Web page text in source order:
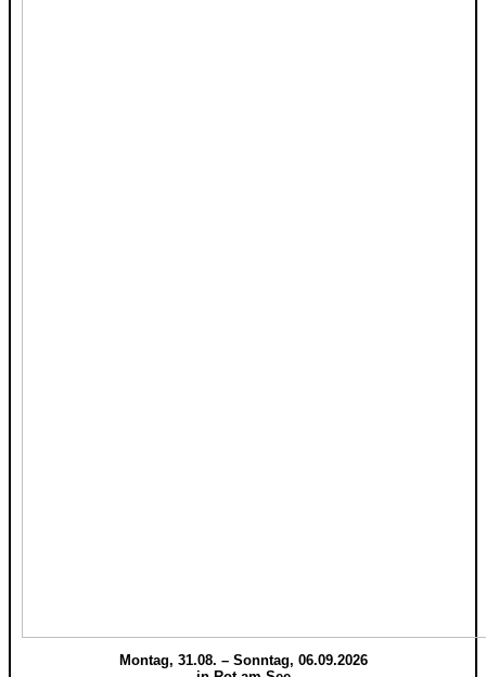
Montag, 31.08. – Sonntag, 06.09.2026